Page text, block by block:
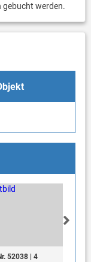
werden.
52038 | 4